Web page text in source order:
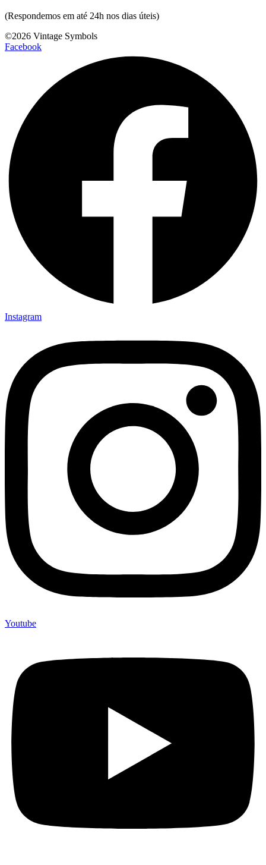
(Respondemos em até 24h nos dias úteis)
©2026 Vintage Symbols
Facebook
Instagram
Youtube